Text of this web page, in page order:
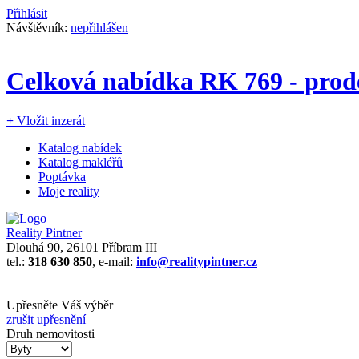
Přihlásit
Návštěvník: nepřihlášen
Celková nabídka RK 769 -
+ Vložit inzerát
Katalog nabídek
Katalog makléřů
Poptávka
Moje reality
Reality Pintner
Dlouhá 90, 26101 Příbram III
tel.: 318 630 850, e-mail: info@realitypintner.cz
Upřesněte Váš výběr
zrušit upřesnění
Druh nemovitosti